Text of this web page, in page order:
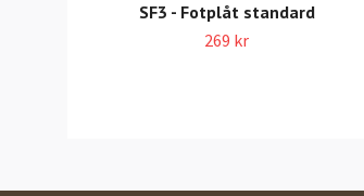
SF3 - Fotplåt standard
269 kr